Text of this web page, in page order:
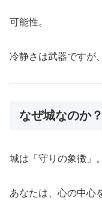
可能性。
冷静さは武器ですが
なぜ城なのか？
城は「守りの象徴」。
あなたは、心の中心